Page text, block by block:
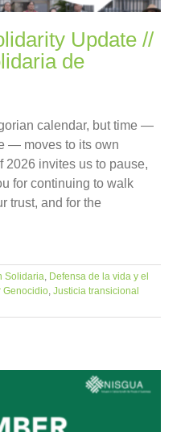
Update //
de
calendar, but time —
— moves to its own
2026 invites us to pause,
for continuing to walk
trust, and for the
Solidaria Defensa de la vida y el
Genocidio Justicia transicional